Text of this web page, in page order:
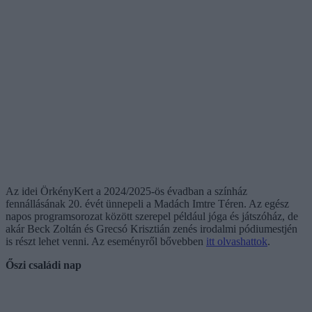
Az idei ÖrkényKert a 2024/2025-ös évadban a színház
fennállásának 20. évét ünnepeli a Madách Imtre Téren. Az egész
napos programsorozat között szerepel például jóga és játszóház, de
akár Beck Zoltán és Grecsó Krisztián zenés irodalmi pódiumestjén
is részt lehet venni. Az eseményről bővebben itt olvashattok.
Őszi családi nap